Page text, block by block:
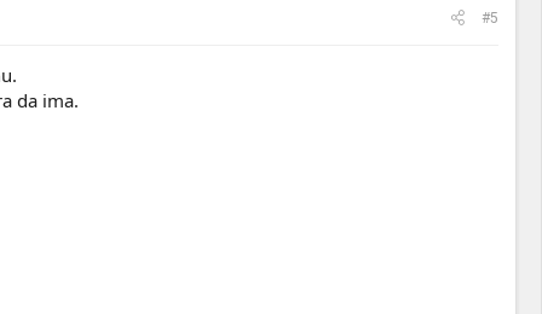
#5
da ima.